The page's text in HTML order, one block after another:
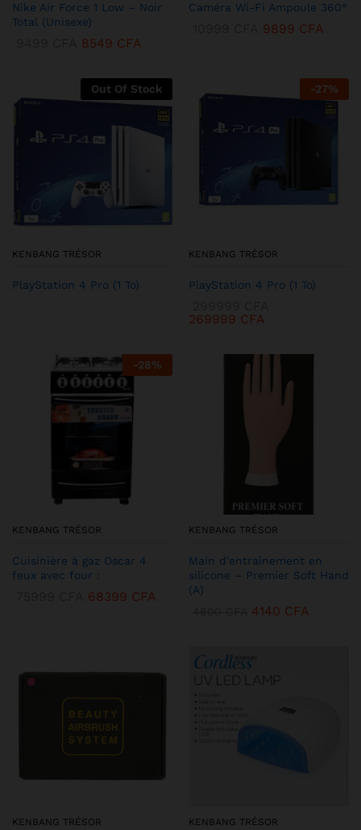
Nike Air Force 1 Low – Noir
Total (Unisexe)
8549 CFA
Caméra Wi-Fi Ampoule 360°
9899 CFA
Out Of Stock
KENBANG TRÉSOR
PlayStation 4 Pro (1 To)
-27%
KENBANG TRÉSOR
PlayStation 4 Pro (1 To)
269999 CFA
-28%
KENBANG TRÉSOR
Cuisinière à gaz Oscar 4
feux avec four :
68399 CFA
KENBANG TRÉSOR
Main d’entraînement en
silicone – Premier Soft Hand
(A)
4140 CFA
KENBANG TRÉSOR KENBANG TRÉSOR